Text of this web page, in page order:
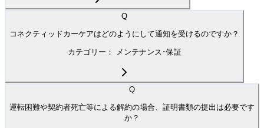
Q
コネクティッドカーケアはどのようにして通知を受けるのですか？
カテゴリー： メンテナンス･保証
Q
運転困難や契約者死亡等による解約の場合、証明書類の提出は必要です
か？